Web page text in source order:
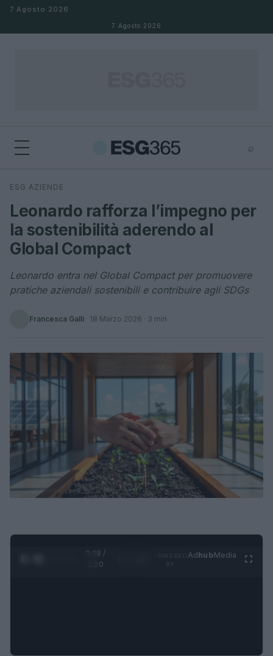
Salta al contenuto
7 Agosto 2026
7 Agosto 2026
⌕
Cerca
ESG AZIENDE
Leonardo rafforza l’impegno per
la sostenibilità aderendo al
Global Compact
Leonardo entra nel Global Compact per promuovere
pratiche aziendali sostenibili e contribuire agli SDGs
Francesca Galli · 18 Marzo 2026 · 3 min
0:28 /
1:20
AdhubMedia